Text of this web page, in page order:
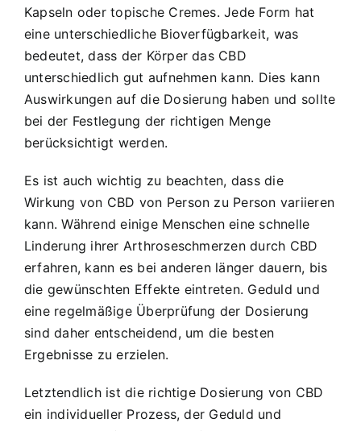
Kapseln oder topische Cremes. Jede Form hat
eine unterschiedliche Bioverfügbarkeit, was
bedeutet, dass der Körper das CBD
unterschiedlich gut aufnehmen kann. Dies kann
Auswirkungen auf die Dosierung haben und sollte
bei der Festlegung der richtigen Menge
berücksichtigt werden.
Es ist auch wichtig zu beachten, dass die
Wirkung von CBD von Person zu Person variieren
kann. Während einige Menschen eine schnelle
Linderung ihrer Arthroseschmerzen durch CBD
erfahren, kann es bei anderen länger dauern, bis
die gewünschten Effekte eintreten. Geduld und
eine regelmäßige Überprüfung der Dosierung
sind daher entscheidend, um die besten
Ergebnisse zu erzielen.
Letztendlich ist die richtige Dosierung von CBD
ein individueller Prozess, der Geduld und